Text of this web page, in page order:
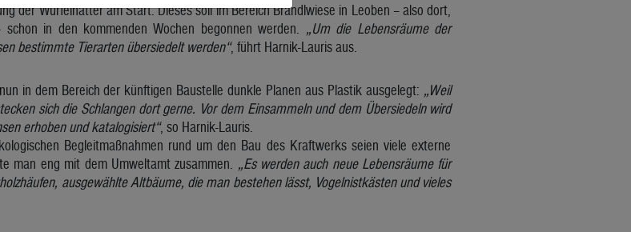
der Würfelnatter am Start. Dieses soll im Bereich Brandlwiese in Leoben – also dort,
in den kommenden Wochen begonnen werden. „Um die Lebensräume der
bestimmte Tierarten übersiedelt werden“, führt Harnik-Lauris aus.
in dem Bereich der künftigen Baustelle dunkle Planen aus Plastik ausgelegt: „Weil
sich die Schlangen dort gerne. Vor dem Einsammeln und dem Übersiedeln wird
erhoben und katalogisiert“, so Harnik-Lauris.
Begleitmaßnahmen rund um den Bau des Kraftwerks seien viele externe
man eng mit dem Umweltamt zusammen. „Es werden auch neue Lebensräume für
ausgewählte Altbäume, die man bestehen lässt, Vogelnistkästen und vieles